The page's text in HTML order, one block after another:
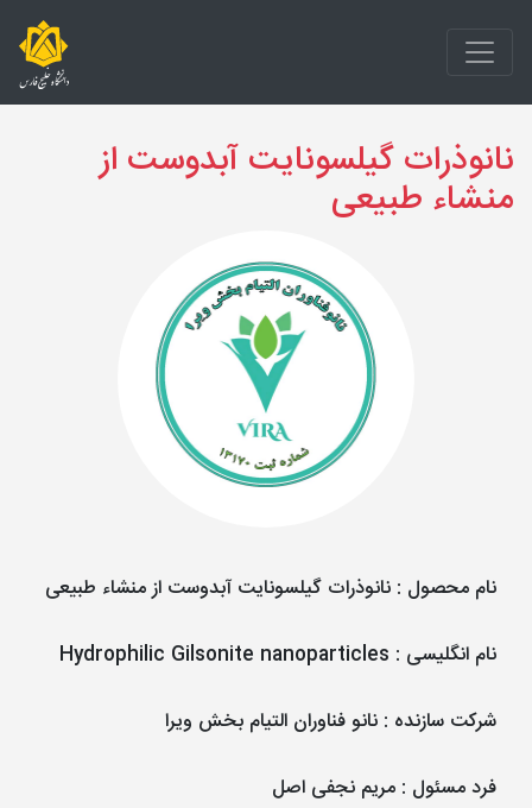
نانوذرات گیلسونایت آبدوست از
منشاء طبیعی
نام محصول : نانوذرات گیلسونایت آبدوست از منشاء طبیعی
نام انگلیسی :
Hydrophilic Gilsonite nanoparticles
شرکت سازنده : نانو فناوران التیام بخش ویرا
فرد مسئول : مریم نجفی اصل